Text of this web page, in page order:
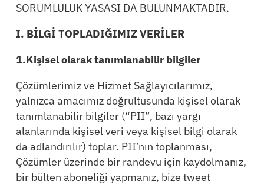
SORUMLULUK YASASI DA BULUNMAKTADIR.
I. BİLGİ TOPLADIĞIMIZ VERİLER
1.Kişisel olarak tanımlanabilir bilgiler
Çözümlerimiz ve Hizmet Sağlayıcılarımız,
yalnızca amacımız doğrultusunda kişisel olarak
tanımlanabilir bilgiler (“PII”, bazı yargı
alanlarında kişisel veri veya kişisel bilgi olarak
da adlandırılır) toplar. PII’nın toplanması,
Çözümler üzerinde bir randevu için kaydolmanız,
bir bülten aboneliği yapmanız, bize tweet